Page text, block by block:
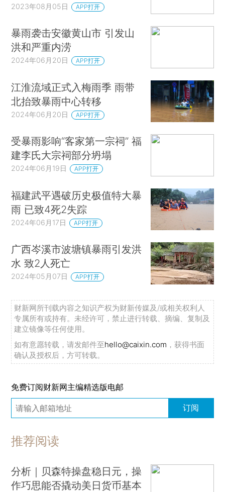
2023年08月05日 APP打开
暴雨袭击安徽黄山市 引发山
洪和严重内涝
2024年06月20日 APP打开
江淮流域正式入梅雨季 雨带
北抬致暴雨中心转移
2024年06月20日 APP打开
受暴雨影响“客家第一宗祠” 福
建李氏大宗祠部分坍塌
2024年06月19日 APP打开
福建武平遇破历史极值特大暴
雨 已致4死2失踪
2024年06月17日 APP打开
广西岑溪市波塘镇暴雨引发洪
水 致2人死亡
2024年05月07日 APP打开
财新网所刊载内容之知识产权为财新传媒及/或相关权利人
专属所有或持有。未经许可，禁止进行转载、摘编、复制及
建立镜像等任何使用。
如有意愿转载，请发邮件至hello@caixin.com ，获得书面
确认及授权后，方可转载。
免费订阅财新网主编精选版电邮
订阅
推荐阅读
分析｜贝森特操盘稳日元，操
作巧思能否撬动美日货币基本